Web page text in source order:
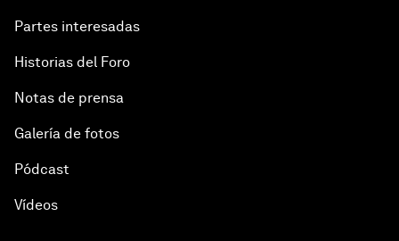
Partes interesadas
Historias del Foro
Notas de prensa
Galería de fotos
Pódcast
Vídeos